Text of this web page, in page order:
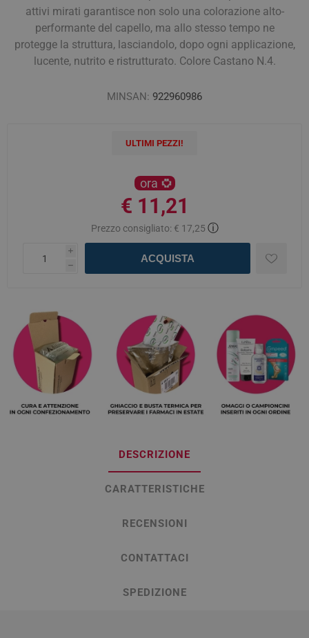
attivi mirati garantisce non solo una colorazione alto-
performante del capello, ma allo stesso tempo ne
protegge la struttura, lasciandolo, dopo ogni applicazione,
lucente, nutrito e ristrutturato. Colore Castano N.4.
MINSAN: 922960986
ULTIMI PEZZI!
ora
€ 11,21
Prezzo consigliato: € 17,25 ⓘ
i
h
ACQUISTA
DESCRIZIONE
CARATTERISTICHE
RECENSIONI
CONTATTACI
SPEDIZIONE